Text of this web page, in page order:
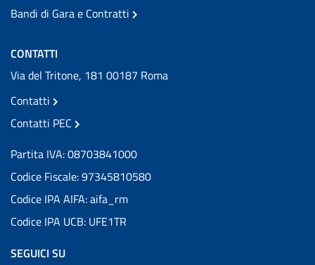
Bandi di Gara e Contratti
CONTATTI
Via del Tritone, 181 00187 Roma
Contatti
Contatti PEC
Partita IVA: 08703841000
Codice Fiscale: 97345810580
Codice IPA AIFA: aifa_rm
Codice IPA UCB: UFE1TR
SEGUICI SU